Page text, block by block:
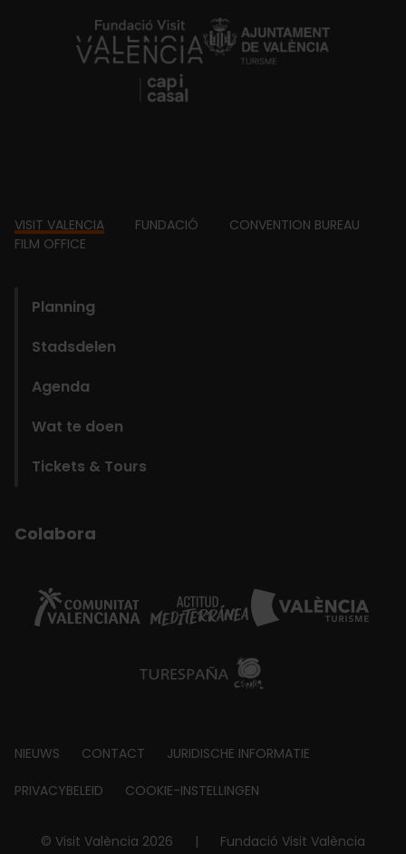
https://fundacion.visitvalencia.com/
Footer
VISIT VALENCIA FUNDACIÓ
CONVENTION BUREAU
FILM OFFICE
Planning
Stadsdelen
Agenda
Wat te doen
Tickets & Tours
Colabora
Footer
about
NIEUWS CONTACT JURIDISCHE INFORMATIE
PRIVACYBELEID COOKIE-INSTELLINGEN
© Visit València 2026 | Fundació Visit València